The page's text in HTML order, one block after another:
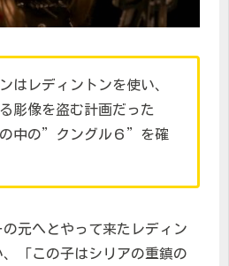
はレディントンを使い、
彫像を盗む計画だった
中の”クングル６”を確
元へとやって来たレディン
、「この子はシリアの重鎮の